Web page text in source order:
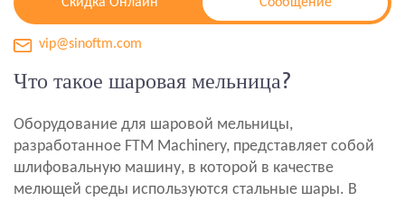
vip@sinoftm.com
Что такое шаровая мельница?
Оборудование для шаровой мельницы,
разработанное FTM Machinery, представляет собой
шлифовальную машину, в которой в качестве
мелющей среды используются стальные шары. В